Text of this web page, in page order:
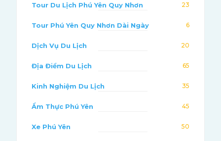
Tour Du Lịch Phú Yên Quy Nhơn 23
Tour Phú Yên Quy Nhơn Dài Ngày 6
Dịch Vụ Du Lịch 20
Địa Điểm Du Lịch 65
Kinh Nghiệm Du Lịch 35
Ẩm Thực Phú Yên 45
Xe Phú Yên 50